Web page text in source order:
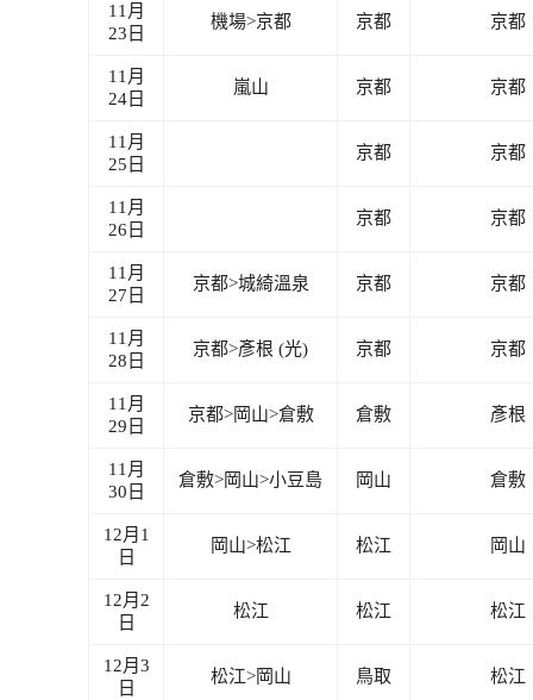
11月
23日
機場>京都 京都 京都
11月
24日
嵐山 京都 京都
11月
25日
京都 京都
11月
26日
京都 京都
11月
27日
京都>城綺溫泉 京都 京都
11月
28日
京都>彥根 (光) 京都 京都
11月
29日
京都>岡山>倉敷 倉敷 彥根
11月
30日
倉敷>岡山>小豆島 岡山 倉敷
12月1
日
岡山>松江 松江 岡山
12月2
日
松江 松江 松江
12月3
日
松江>岡山 鳥取 松江